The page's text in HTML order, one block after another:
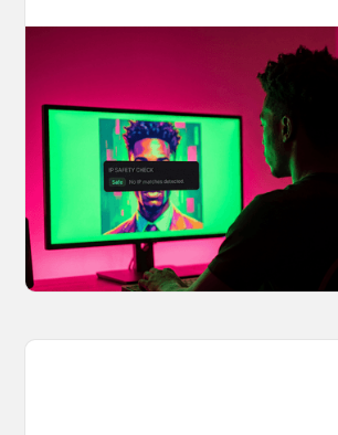
Your AI Creations, Protected:
OpenArt's IP Safety Check
Creators Safe
You made something you love, but
share? OpenArt's IP Safety
by CopySight, lets you scan your
potential IP issues before they
hands.
April 2, 2026